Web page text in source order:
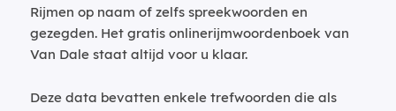
Rijmen op naam of zelfs spreekwoorden en
gezegden. Het gratis onlinerijmwoordenboek van
Van Dale staat altijd voor u klaar.
Deze data bevatten enkele trefwoorden die als